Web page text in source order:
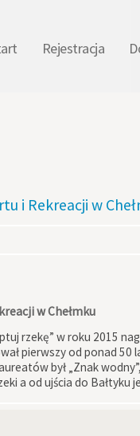
Rejestracja
i Rekreacji w
w Chełmku
rzekę” w roku 2015
pierwszy od ponad
był „Znak
a od ujścia do Bałtyku